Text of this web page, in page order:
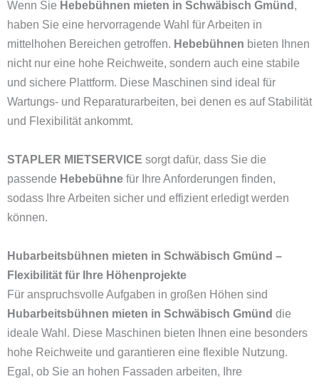
Wenn Sie Hebebühnen mieten in Schwäbisch Gmünd ,
haben Sie eine hervorragende Wahl für Arbeiten in
mittelhohen Bereichen getroffen. Hebebühnen bieten Ihnen
nicht nur eine hohe Reichweite, sondern auch eine stabile
und sichere Plattform. Diese Maschinen sind ideal für
Wartungs- und Reparaturarbeiten, bei denen es auf Stabilität
und Flexibilität ankommt.
STAPLER MIETSERVICE sorgt dafür, dass Sie die
passende Hebebühne für Ihre Anforderungen finden,
sodass Ihre Arbeiten sicher und effizient erledigt werden
können.
Hubarbeitsbühnen mieten in Schwäbisch Gmünd –
Flexibilität für Ihre Höhenprojekte
Für anspruchsvolle Aufgaben in großen Höhen sind
Hubarbeitsbühnen mieten in Schwäbisch Gmünd die
ideale Wahl. Diese Maschinen bieten Ihnen eine besonders
hohe Reichweite und garantieren eine flexible Nutzung.
Egal, ob Sie an hohen Fassaden arbeiten, Ihre